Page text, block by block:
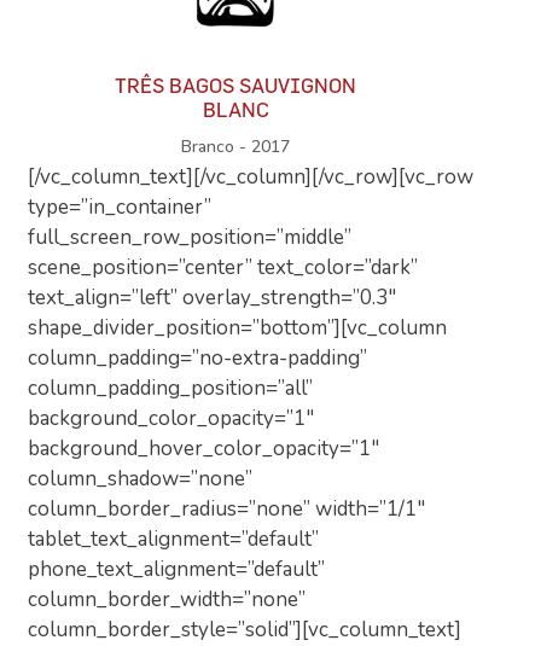
TRÊS BAGOS SAUVIGNON
BLANC
Branco - 2017
[/vc_column_text][/vc_column][/vc_row][vc_row
type=”in_container”
full_screen_row_position=”middle”
scene_position=”center” text_color=”dark”
text_align=”left” overlay_strength=”0.3″
shape_divider_position=”bottom”][vc_column
column_padding=”no-extra-padding”
column_padding_position=”all”
background_color_opacity=”1″
background_hover_color_opacity=”1″
column_shadow=”none”
column_border_radius=”none” width=”1/1″
tablet_text_alignment=”default”
phone_text_alignment=”default”
column_border_width=”none”
column_border_style=”solid”][vc_column_text]